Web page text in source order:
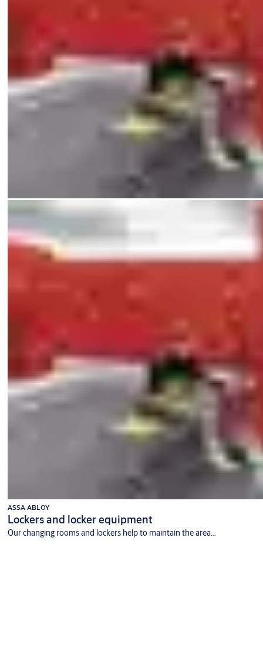
ASSA ABLOY
Lockers and locker equipment
Our changing rooms and lockers help to maintain the area...